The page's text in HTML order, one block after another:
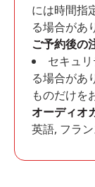
には時間指
る場合があ
ご予約後の
セキュ
る場合があ
ものだけを
オーディオ
英語, フラ